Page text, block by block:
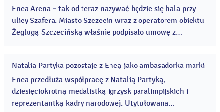
2026
Enea Arena – tak od teraz nazywać będzie się hala przy
ulicy Szafera. Miasto Szczecin wraz z operatorem obiektu
Żeglugą Szczecińską właśnie podpisało umowę z
lekkoatletyczne, szermierki i gimnastyki sportowej. ...25
Natalia Partyka pozostaje z Eneą jako ambasadorka marki
Enea przedłuża współpracę z Natalią Partyką,
dziesięciokrotną medalistką igrzysk paralimpijskich i
reprezentantką kadry narodowej. Utytułowana